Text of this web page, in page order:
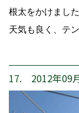
根太をかけました
天気も良く、テ
17. 2012年09